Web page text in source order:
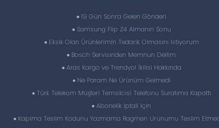
19 Gün Sonra Gelen Gönderi
Samsung Flip Z4 Almanın Sonu
Eksik Olan Ürünlerimin Tedarik Olmasını Istiyorum
Bosch Servisinden Memnun Deilim
Aras Kargo ve Trendyol İkilisi Hakkında
Ne Param Ne Ürünüm Gelmedi
Türk Telekom Müşteri Temsilcisi Telefonu Suratıma Kapattı
Abonelik Iptali Için
Kapima Teslim Kodunu Yazmama Ragmen Urunumu Teslim